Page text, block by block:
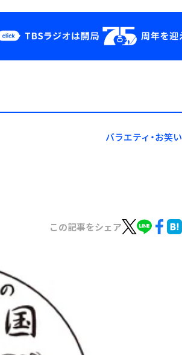
YouTube
会社情報
バラエティ・お笑い
この記事をシェア